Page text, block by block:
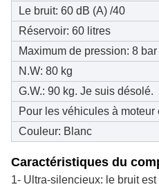
Le bruit: 60 dB (A) /40
Réservoir: 60 litres
Maximum de pression: 8 bar
N.W: 80 kg
G.W.: 90 kg. Je suis désolé.
Pour les véhicules à moteur
Couleur: Blanc
Caractéristiques du
1- Ultra-silencieux: le bruit